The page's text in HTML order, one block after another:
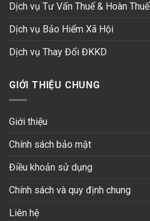
Dịch vụ Tư Vấn Thuế & Hoàn Thuế
Dịch vụ Bảo Hiểm Xã Hội
Dịch vụ Thay Đổi ĐKKD
GIỚI THIỆU CHUNG
Giới thiệu
Chính sách bảo mật
Điều khoản sử dụng
Chính sách và quy định chung
Liên hệ